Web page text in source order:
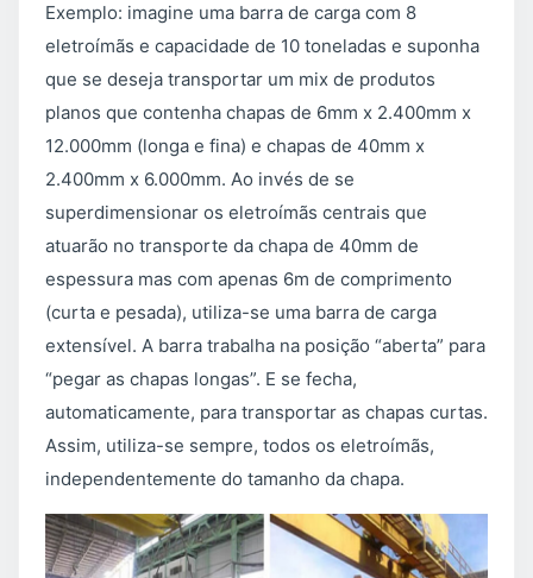
Exemplo: imagine uma barra de carga com 8
eletroímãs e capacidade de 10 toneladas e suponha
que se deseja transportar um mix de produtos
planos que contenha chapas de 6mm x 2.400mm x
12.000mm (longa e fina) e chapas de 40mm x
2.400mm x 6.000mm. Ao invés de se
superdimensionar os eletroímãs centrais que
atuarão no transporte da chapa de 40mm de
espessura mas com apenas 6m de comprimento
(curta e pesada), utiliza-se uma barra de carga
extensível. A barra trabalha na posição “aberta” para
“pegar as chapas longas”. E se fecha,
automaticamente, para transportar as chapas curtas.
Assim, utiliza-se sempre, todos os eletroímãs,
independentemente do tamanho da chapa.